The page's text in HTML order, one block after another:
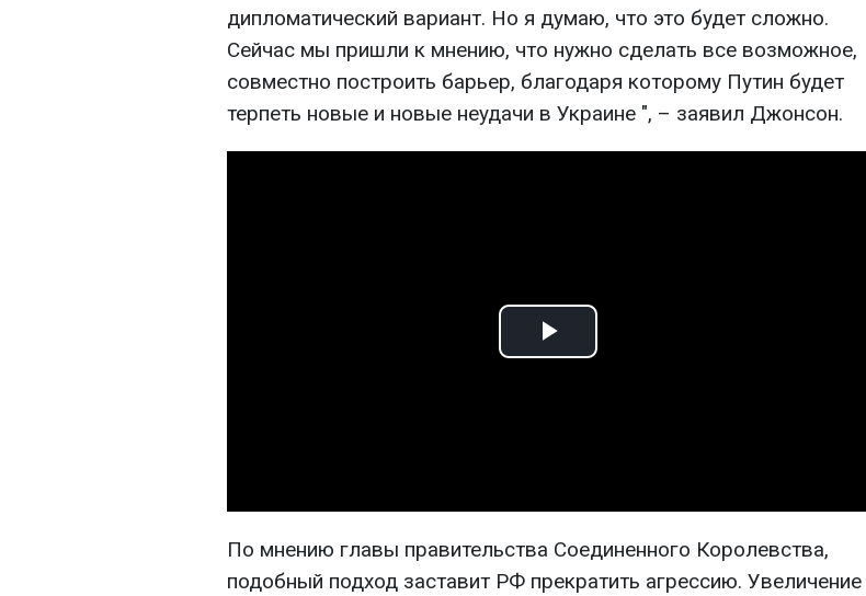
дипломатический вариант. Но я думаю, что это будет сложно.
Сейчас мы пришли к мнению, что нужно сделать все возможное,
совместно построить барьер, благодаря которому Путин будет
терпеть новые и новые неудачи в Украине ", – заявил Джонсон.
Play
По мнению главы правительства Соединенного Королевства,
подобный подход заставит РФ прекратить агрессию. Увеличение